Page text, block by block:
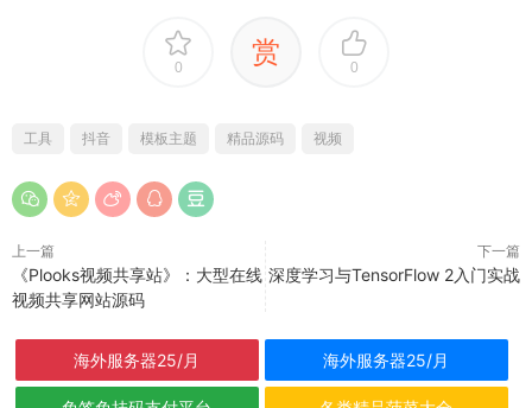
0 赏 0
工具 抖音 模板主题 精品源码 视频
上一篇
《Plooks视频共享站》：大型在线
视频共享网站源码
下一篇
深度学习与TensorFlow 2入门实战
海外服务器25/月 海外服务器25/月